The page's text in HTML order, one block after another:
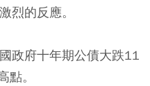
烈的反應。
政府十年期公債大跌11
。